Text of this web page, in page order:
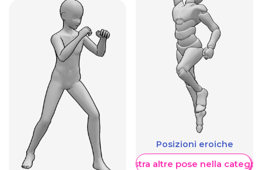
Posizioni eroiche
Mostra altre pose nella